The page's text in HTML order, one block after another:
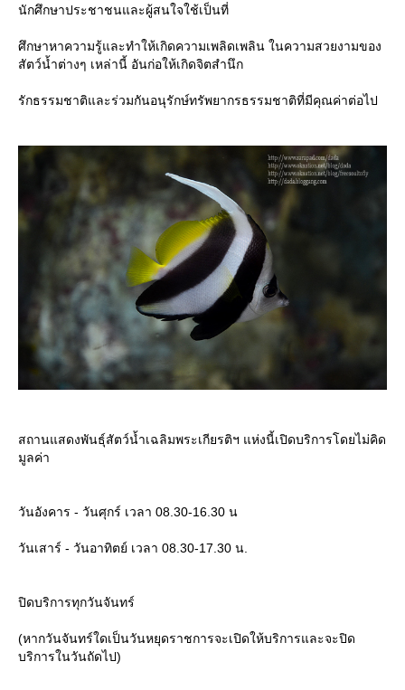
นักศึกษาประชาชนและผู้สนใจใช้เป็นที่
ศึกษาหาความรู้และทำให้เกิดความเพลิดเพลิน ในความสวยงามของ
สัตว์น้ำต่างๆ เหล่านี้ อันก่อให้เกิดจิตสำนึก
รักธรรมชาติและร่วมกันอนุรักษ์ทรัพยากรธรรมชาติที่มีคุณค่าต่อไป
สถานแสดงพันธุ์สัตว์น้ำเฉลิมพระเกียรติฯ แห่งนี้เปิดบริการโดยไม่คิด
มูลค่า
วันอังคาร - วันศุกร์ เวลา 08.30-16.30 น
วันเสาร์ - วันอาทิตย์ เวลา 08.30-17.30 น.
ปิดบริการทุกวันจันทร์
(หากวันจันทร์ใดเป็นวันหยุดราชการจะเปิดให้บริการและจะปิด
บริการในวันถัดไป)